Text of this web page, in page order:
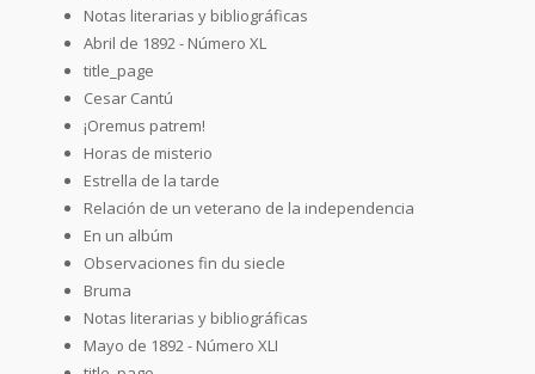
Notas literarias y bibliográficas
Abril de 1892 - Número XL
title_page
Cesar Cantú
¡Oremus patrem!
Horas de misterio
Estrella de la tarde
Relación de un veterano de la independencia
En un albúm
Observaciones fin du siecle
Bruma
Notas literarias y bibliográficas
Mayo de 1892 - Número XLI